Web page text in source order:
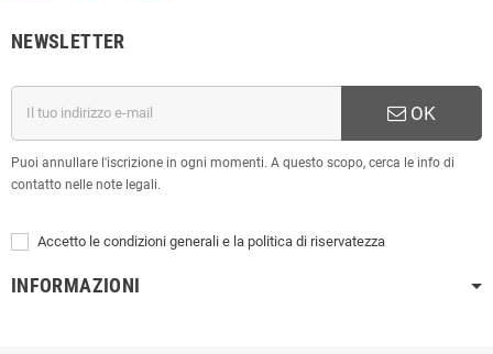
NEWSLETTER
OK
Puoi annullare l'iscrizione in ogni momenti. A questo scopo, cerca le info di
contatto nelle note legali.
Accetto le condizioni generali e la politica di riservatezza
INFORMAZIONI